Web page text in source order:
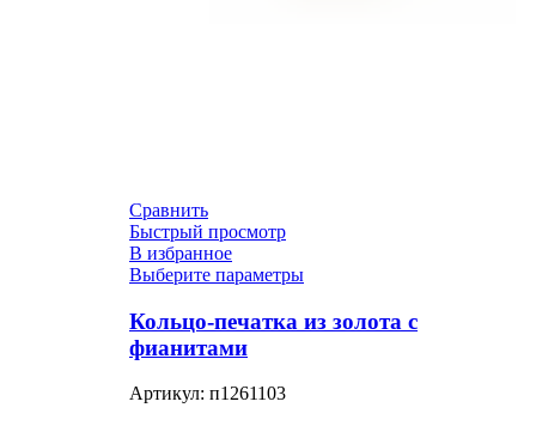
Сравнить
Быстрый просмотр
В избранное
Выберите параметры
Кольцо-печатка из золота с
фианитами
Артикул: п1261103